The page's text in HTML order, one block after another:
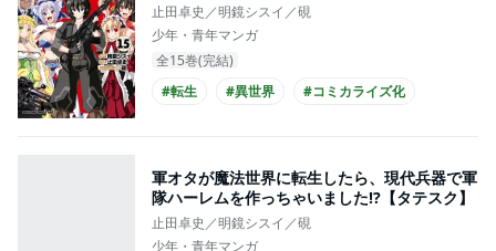
止田卓史／明鏡シスイ／硯
少年・青年マンガ
全15巻(完結)
#転生
#異世界 #コミカライズ化
軍オタが魔法世界に転生したら、現代兵器で軍
隊ハーレムを作っちゃいました!?【タテスク】
止田卓史／明鏡シスイ／硯
少年・青年マンガ